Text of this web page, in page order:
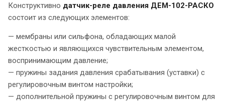
Конструктивно датчик-реле давления ДЕМ-102-РАСКО
состоит из следующих элементов:
— мембраны или сильфона, обладающих малой
жесткостью и являющихся чувствительным элементом,
воспринимающим давление;
— пружины задания давления срабатывания (уставки) с
регулировочным винтом настройки;
— дополнительной пружины с регулировочным винтом для